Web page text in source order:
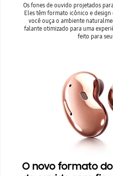
Os fones de ouvido projetados
Eles têm formato icônico e
você ouça o ambiente
falante otimizado para uma
feito para
O novo formato